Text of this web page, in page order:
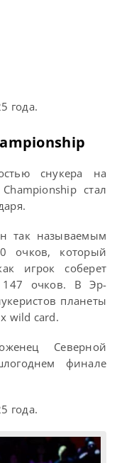
года.
снукера на
стал
так называемым
очков, который
игрок соберет
147 очков. В Эр-
планеты
wild card.
Северной
финале
года.